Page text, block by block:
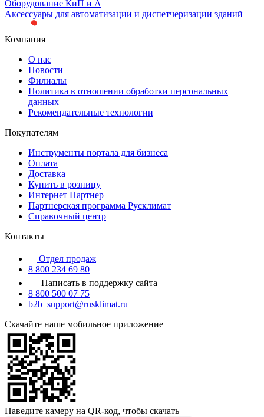
Оборудование КиП и А
Аксессуары для автоматизации и диспетчеризации зданий
Компания
О нас
Новости
Филиалы
Политика в отношении обработки персональных
данных
Рекомендательные технологии
Покупателям
Инструменты портала для бизнеса
Оплата
Доставка
Купить в розницу
Интернет Партнер
Партнерская программа Русклимат
Справочный центр
Контакты
Отдел продаж
8 800 234 69 80
Написать в поддержку сайта
8 800 500 07 75
b2b_support@rusklimat.ru
Скачайте наше мобильное приложение
Наведите камеру на QR-код, чтобы скачать